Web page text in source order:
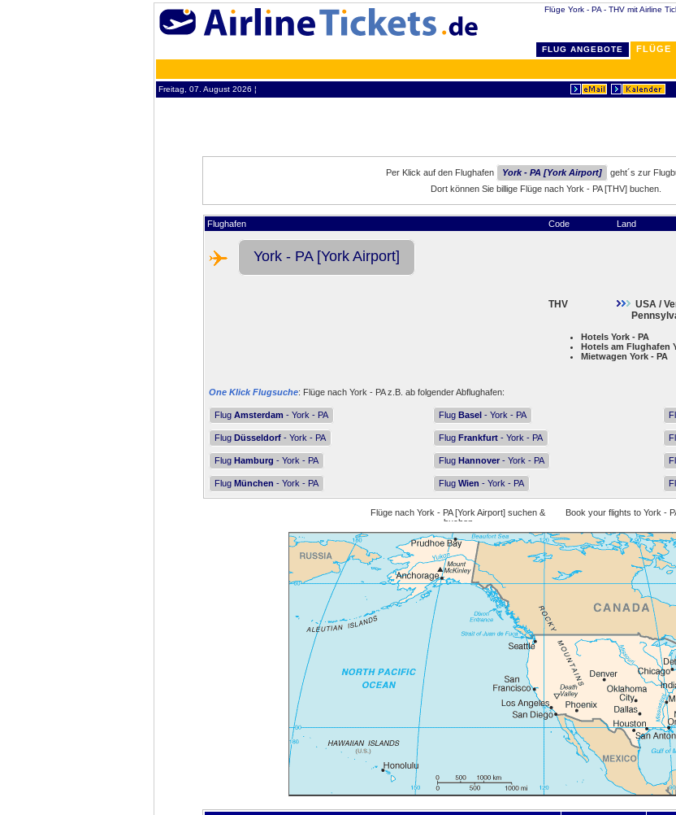
Flüge York - PA - THV mit Airline
FLUG ANGEBOTE FLÜGE
Freitag, 07. August 2026 ¦
Per Klick auf den Flughafen York - PA [York Airport]
geht´s zur
Dort können Sie billige Flüge nach York - PA [THV] buchen.
Flughafen Code Land
York - PA [York Airport]
THV
USA /
Hotels York - PA
Hotels am Flughafen
Mietwagen York - PA
One Klick Flugsuche: Flüge nach York - PA z.B. ab folgender Abflughafen:
Flug Amsterdam - York - PA Flug Basel - York - PA
Flug Düsseldorf - York - PA Flug Frankfurt - York - PA
Flug Hamburg - York - PA Flug Hannover - York - PA
Flug München - York - PA Flug Wien - York - PA